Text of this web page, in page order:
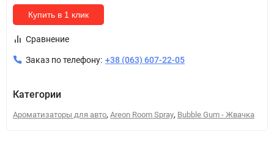
Купить в 1 клик
Сравнение
Заказ по телефону: +38 (063) 607-22-05
Категории
Ароматизаторы для авто, Areon Room Spray, Bubble Gum - Жвачка